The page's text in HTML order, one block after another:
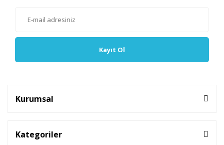
Kayıt Ol
Kurumsal
Kategoriler